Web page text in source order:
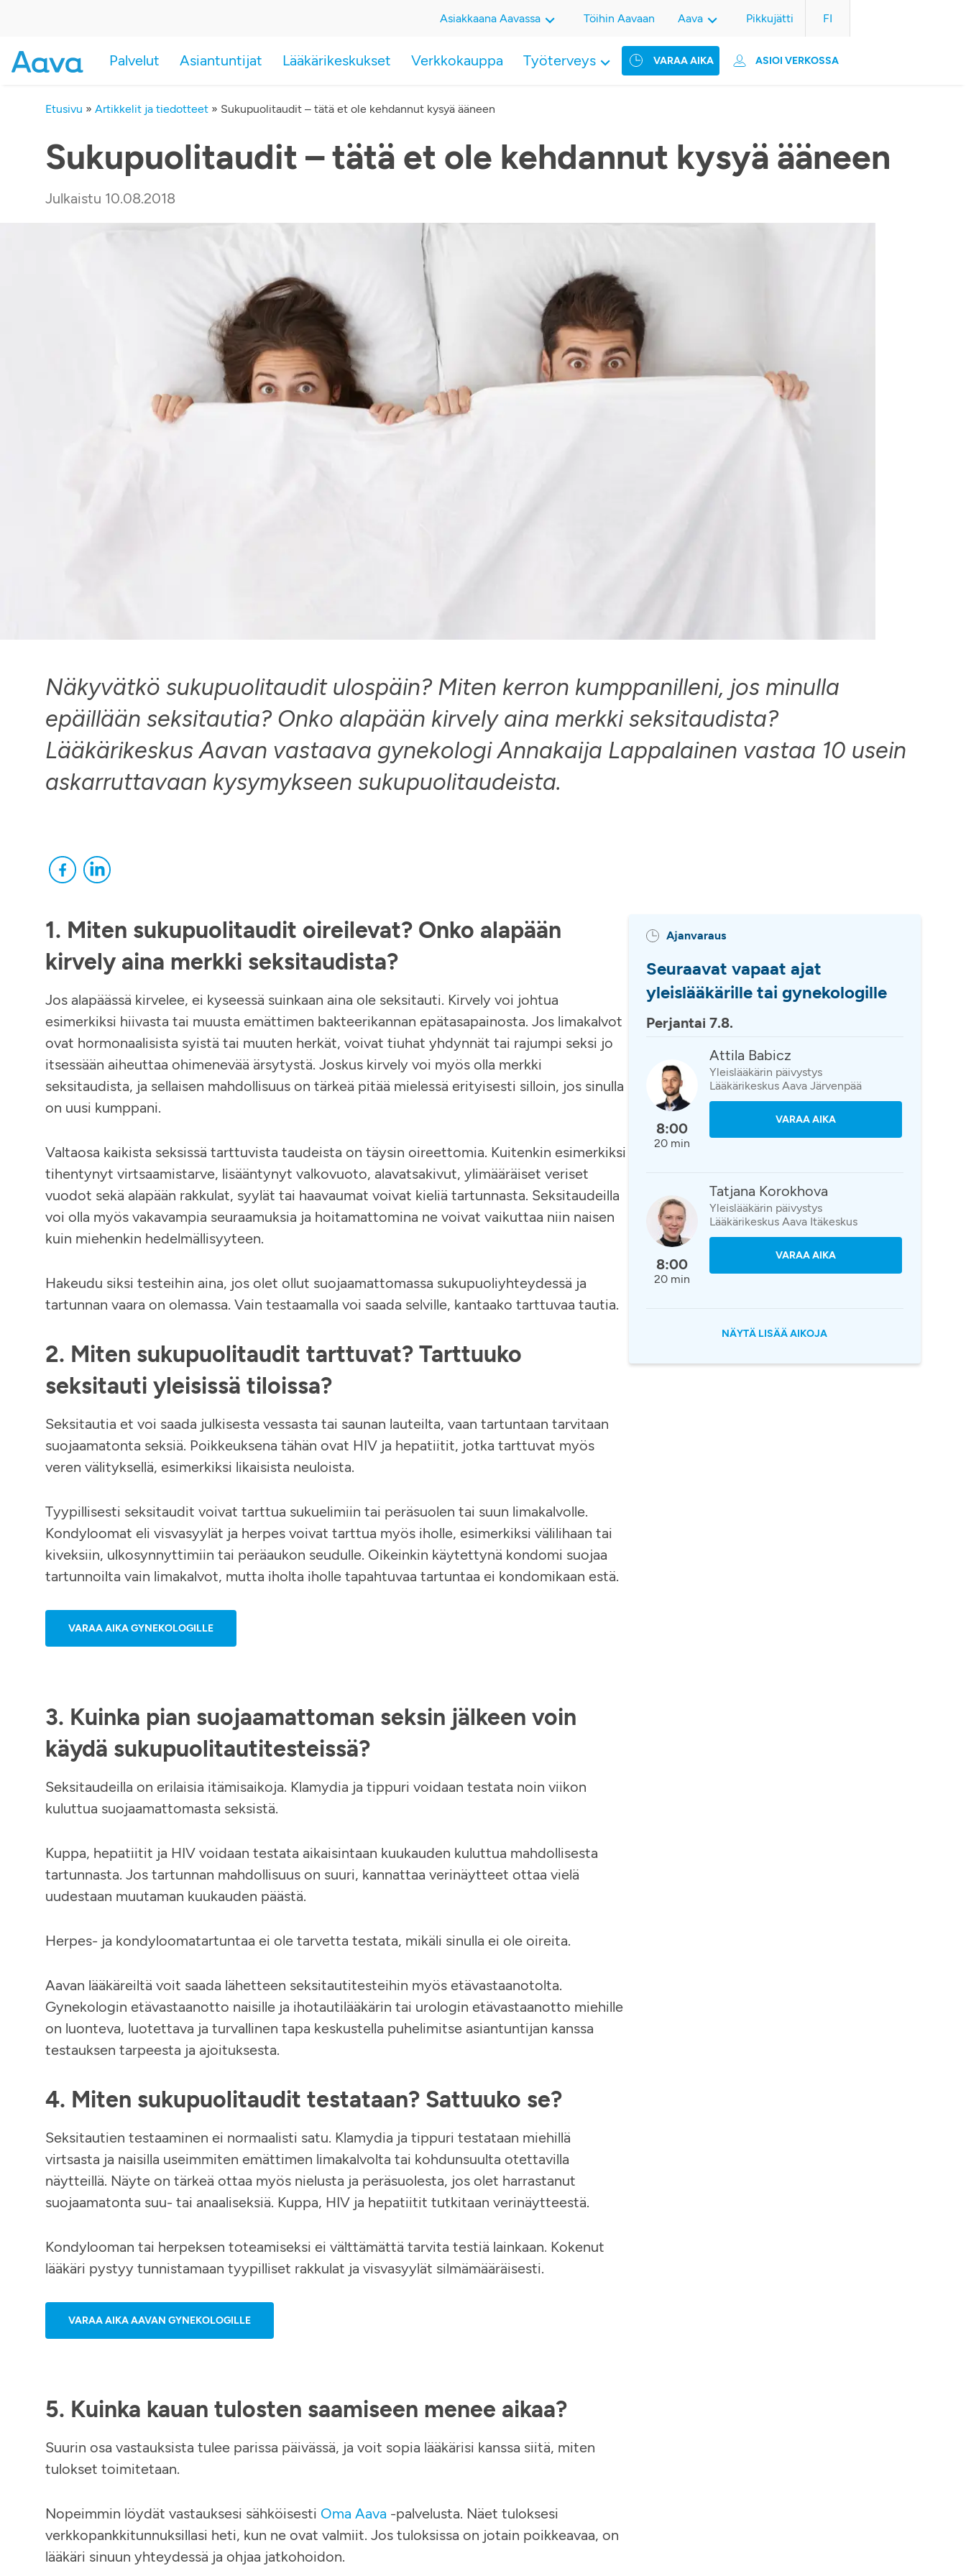
VARAA AIKA ASIOI VERKOSSA
Palvelut Asiantuntijat Lääkärikeskukset Verkkokauppa Työterveys
Asiakkaana Aavassa Töihin Aavaan Aava Pikkujätti FI
Etusivu » Artikkelit ja tiedotteet » Sukupuolitaudit – tätä et ole kehdannut kysyä ääneen
Sukupuolitaudit – tätä et ole kehdannut kysyä ääneen
Julkaistu 10.08.2018
Näkyvätkö sukupuolitaudit ulospäin? Miten kerron kumppanilleni, jos minulla
epäillään seksitautia? Onko alapään kirvely aina merkki seksitaudista?
Lääkärikeskus Aavan vastaava gynekologi Annakaija Lappalainen vastaa 10 usein
askarruttavaan kysymykseen sukupuolitaudeista.
1. Miten sukupuolitaudit oireilevat? Onko alapään
kirvely aina merkki seksitaudista?
Jos alapäässä kirvelee, ei kyseessä suinkaan aina ole seksitauti. Kirvely voi johtua
esimerkiksi hiivasta tai muusta emättimen bakteerikannan epätasapainosta. Jos limakalvot
ovat hormonaalisista syistä tai muuten herkät, voivat tiuhat yhdynnät tai rajumpi seksi jo
itsessään aiheuttaa ohimenevää ärsytystä. Joskus kirvely voi myös olla merkki
seksitaudista, ja sellaisen mahdollisuus on tärkeä pitää mielessä erityisesti silloin, jos sinulla
on uusi kumppani.
Valtaosa kaikista seksissä tarttuvista taudeista on täysin oireettomia. Kuitenkin esimerkiksi
tihentynyt virtsaamistarve, lisääntynyt valkovuoto, alavatsakivut, ylimääräiset veriset
vuodot sekä alapään rakkulat, syylät tai haavaumat voivat kieliä tartunnasta. Seksitaudeilla
voi olla myös vakavampia seuraamuksia ja hoitamattomina ne voivat vaikuttaa niin naisen
kuin miehenkin hedelmällisyyteen.
Hakeudu siksi testeihin aina, jos olet ollut suojaamattomassa sukupuoliyhteydessä ja
tartunnan vaara on olemassa. Vain testaamalla voi saada selville, kantaako tarttuvaa tautia.
2. Miten sukupuolitaudit tarttuvat? Tarttuuko
seksitauti yleisissä tiloissa?
Seksitautia et voi saada julkisesta vessasta tai saunan lauteilta, vaan tartuntaan tarvitaan
suojaamatonta seksiä. Poikkeuksena tähän ovat HIV ja hepatiitit, jotka tarttuvat myös
veren välityksellä, esimerkiksi likaisista neuloista.
Tyypillisesti seksitaudit voivat tarttua sukuelimiin tai peräsuolen tai suun limakalvolle.
Kondyloomat eli visvasyylät ja herpes voivat tarttua myös iholle, esimerkiksi välilihaan tai
kiveksiin, ulkosynnyttimiin tai peräaukon seudulle. Oikeinkin käytettynä kondomi suojaa
tartunnoilta vain limakalvot, mutta iholta iholle tapahtuvaa tartuntaa ei kondomikaan estä.
VARAA AIKA GYNEKOLOGILLE
3. Kuinka pian suojaamattoman seksin jälkeen voin
käydä sukupuolitautitesteissä?
Seksitaudeilla on erilaisia itämisaikoja. Klamydia ja tippuri voidaan testata noin viikon
kuluttua suojaamattomasta seksistä.
Kuppa, hepatiitit ja HIV voidaan testata aikaisintaan kuukauden kuluttua mahdollisesta
tartunnasta. Jos tartunnan mahdollisuus on suuri, kannattaa verinäytteet ottaa vielä
uudestaan muutaman kuukauden päästä.
Herpes- ja kondyloomatartuntaa ei ole tarvetta testata, mikäli sinulla ei ole oireita.
Aavan lääkäreiltä voit saada lähetteen seksitautitesteihin myös etävastaanotolta.
Gynekologin etävastaanotto naisille ja ihotautilääkärin tai urologin etävastaanotto miehille
on luonteva, luotettava ja turvallinen tapa keskustella puhelimitse asiantuntijan kanssa
testauksen tarpeesta ja ajoituksesta.
4. Miten sukupuolitaudit testataan? Sattuuko se?
Seksitautien testaaminen ei normaalisti satu. Klamydia ja tippuri testataan miehillä
virtsasta ja naisilla useimmiten emättimen limakalvolta tai kohdunsuulta otettavilla
näytteillä. Näyte on tärkeä ottaa myös nielusta ja peräsuolesta, jos olet harrastanut
suojaamatonta suu- tai anaaliseksiä. Kuppa, HIV ja hepatiitit tutkitaan verinäytteestä.
Kondylooman tai herpeksen toteamiseksi ei välttämättä tarvita testiä lainkaan. Kokenut
lääkäri pystyy tunnistamaan tyypilliset rakkulat ja visvasyylät silmämääräisesti.
VARAA AIKA AAVAN GYNEKOLOGILLE
5. Kuinka kauan tulosten saamiseen menee aikaa?
Suurin osa vastauksista tulee parissa päivässä, ja voit sopia lääkärisi kanssa siitä, miten
tulokset toimitetaan.
Nopeimmin löydät vastauksesi sähköisesti Oma Aava -palvelusta. Näet tuloksesi
verkkopankkitunnuksillasi heti, kun ne ovat valmiit. Jos tuloksissa on jotain poikkeavaa, on
lääkäri sinuun yhteydessä ja ohjaa jatkohoidon.
Ajanvaraus
Seuraavat vapaat ajat
yleislääkärille tai gynekologille
Perjantai 7.8.
8:00
20 min
Attila Babicz
Yleislääkärin päivystys
Lääkärikeskus Aava Järvenpää
VARAA AIKA
8:00
20 min
Tatjana Korokhova
Yleislääkärin päivystys
Lääkärikeskus Aava Itäkeskus
VARAA AIKA
NÄYTÄ LISÄÄ AIKOJA